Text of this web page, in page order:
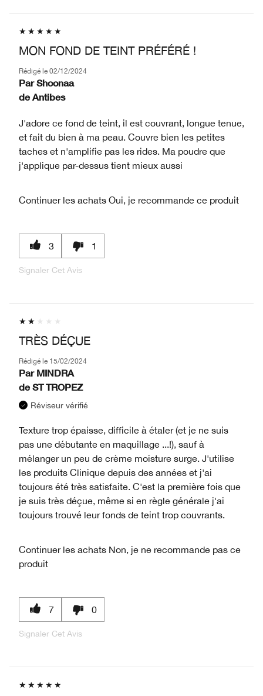
MON FOND DE TEINT PRÉFÉRÉ !
Rédigé le 02/12/2024
Par Shoonaa
de Antibes
J'adore ce fond de teint, il est couvrant, longue tenue,
et fait du bien à ma peau. Couvre bien les petites
taches et n'amplifie pas les rides. Ma poudre que
j'applique par-dessus tient mieux aussi
Continuer les achats Oui, je recommande ce produit
3 1
Signaler Cet Avis
TRÈS DÉÇUE
Rédigé le 15/02/2024
Par MINDRA
de ST TROPEZ
Réviseur vérifié
Texture trop épaisse, difficile à étaler (et je ne suis
pas une débutante en maquillage ...!), sauf à
mélanger un peu de crème moisture surge. J'utilise
les produits Clinique depuis des années et j'ai
toujours été très satisfaite. C'est la première fois que
je suis très déçue, même si en règle générale j'ai
toujours trouvé leur fonds de teint trop couvrants.
Continuer les achats Non, je ne recommande pas ce
produit
7 0
Signaler Cet Avis